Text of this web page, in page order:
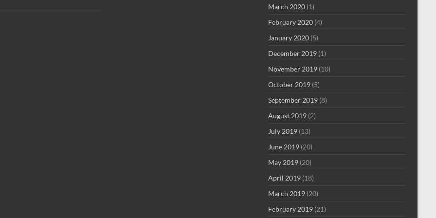
March 2020 (1)
February 2020 (4)
January 2020 (5)
December 2019 (1)
November 2019 (10)
October 2019 (5)
September 2019 (8)
August 2019 (2)
July 2019 (13)
June 2019 (20)
May 2019 (20)
April 2019 (18)
March 2019 (20)
February 2019 (21)